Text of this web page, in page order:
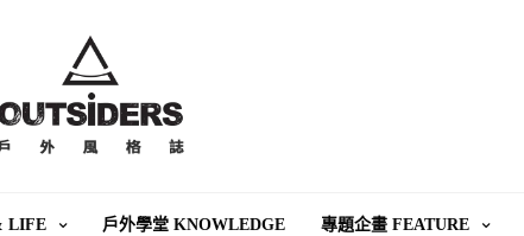
LIFE 戶外學堂 KNOWLEDGE 專題企畫 FEATURE